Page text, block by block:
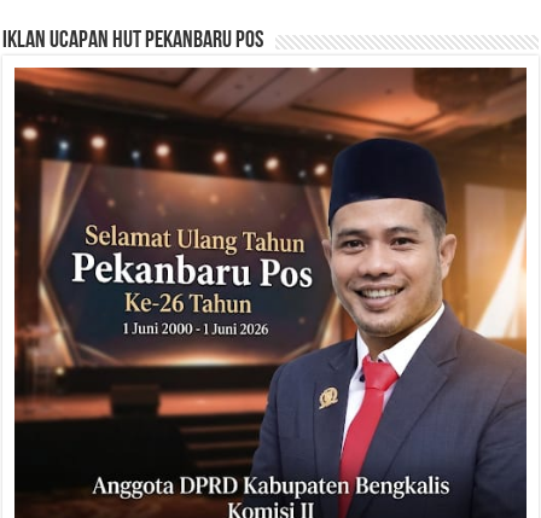
Iklan Ucapan HUT Pekanbaru Pos